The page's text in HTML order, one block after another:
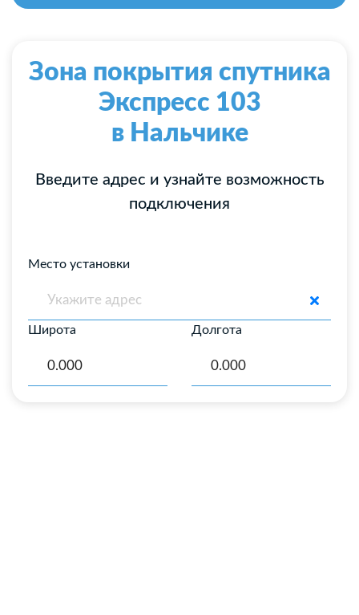
Зона покрытия спутника
Экспресс 103
в Нальчике
Введите адрес и узнайте возможность
подключения
Место установки
Широта Долгота